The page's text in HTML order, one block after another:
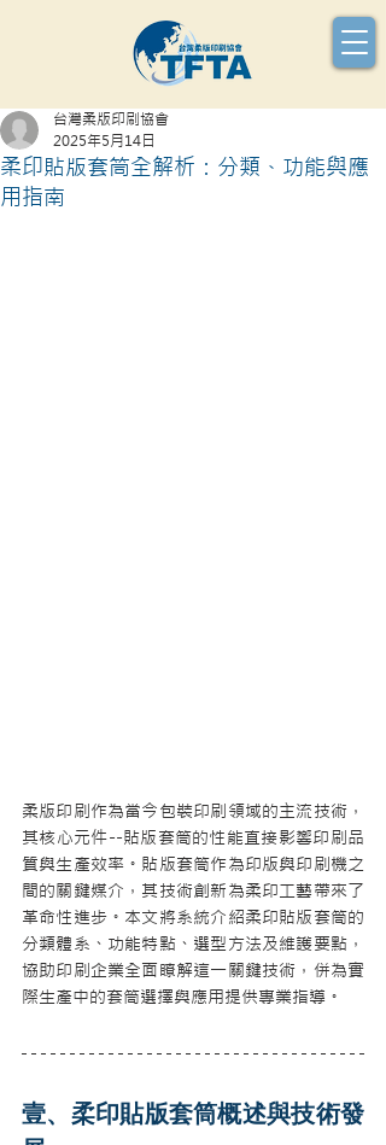
柔印貼版套筒全解析：分類、功能與應
用指南
台灣柔版印刷協會
2025年5月14日
柔版印刷作為當今包裝印刷領域的主流技術，
其核心元件--貼版套筒的性能直接影響印刷品
質與生產效率。貼版套筒作為印版與印刷機之
間的關鍵媒介，其技術創新為柔印工藝帶來了
革命性進步。本文將系統介紹柔印貼版套筒的
分類體系、功能特點、選型方法及維護要點，
協助印刷企業全面瞭解這一關鍵技術，併為實
際生產中的套筒選擇與應用提供專業指導。
壹、柔印貼版套筒概述與技術發